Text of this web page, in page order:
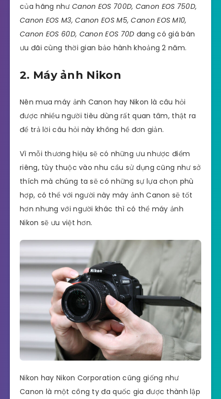
của hãng như Canon EOS 700D, Canon EOS 750D,
Canon EOS M3, Canon EOS M5, Canon EOS M10,
Canon EOS 60D, Canon EOS 70D đang có giá bán
ưu đãi cùng thời gian bảo hành khoảng 2 năm.
2. Máy ảnh Nikon
Nên mua máy ảnh Canon hay Nikon là câu hỏi
được nhiều người tiêu dùng rất quan tâm, thật ra
để trả lời câu hỏi này không hề đơn giản.
Vì mỗi thương hiệu sẽ có những ưu nhược điểm
riêng, tùy thuộc vào nhu cầu sử dụng cũng như sở
thích mà chúng ta sẽ có những sự lựa chọn phù
hợp, có thể với người này máy ảnh Canon sẽ tốt
hơn nhưng với người khác thì có thể máy ảnh
Nikon sẽ ưu việt hơn.
Nikon hay Nikon Corporation cũng giống như
Canon là một công ty đa quốc gia được thành lập